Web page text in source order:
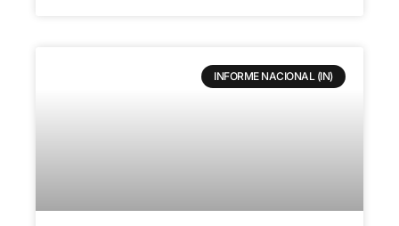
INFORME NACIONAL (IN)